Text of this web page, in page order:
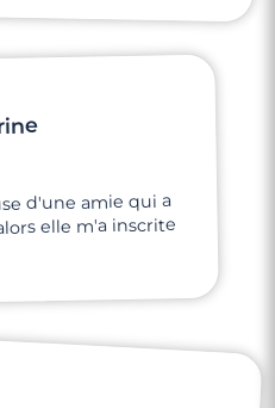
d'une amie qui a
elle m'a inscrite